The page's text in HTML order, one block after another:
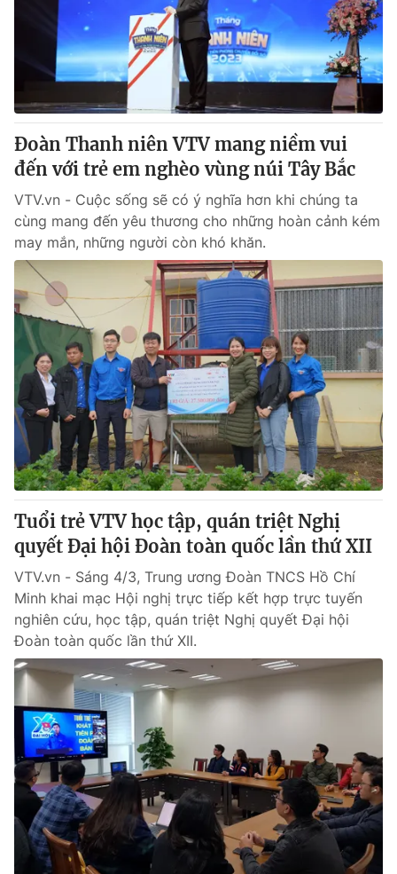
Đoàn Thanh niên VTV mang niềm vui
đến với trẻ em nghèo vùng núi Tây Bắc
VTV.vn - Cuộc sống sẽ có ý nghĩa hơn khi chúng ta
cùng mang đến yêu thương cho những hoàn cảnh kém
may mắn, những người còn khó khăn.
Tuổi trẻ VTV học tập, quán triệt Nghị
quyết Đại hội Đoàn toàn quốc lần thứ XII
VTV.vn - Sáng 4/3, Trung ương Đoàn TNCS Hồ Chí
Minh khai mạc Hội nghị trực tiếp kết hợp trực tuyến
nghiên cứu, học tập, quán triệt Nghị quyết Đại hội
Đoàn toàn quốc lần thứ XII.